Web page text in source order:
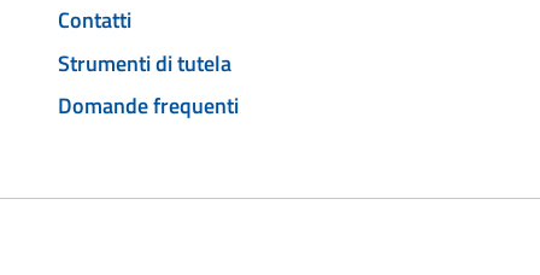
Contatti
Strumenti di tutela
Domande frequenti